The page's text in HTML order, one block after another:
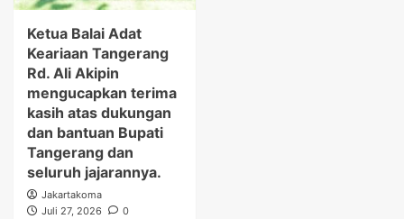
Ketua Balai Adat
Keariaan Tangerang
Rd. Ali Akipin
mengucapkan terima
kasih atas dukungan
dan bantuan Bupati
Tangerang dan
seluruh jajarannya.
Jakartakoma
Juli 27, 2026
0